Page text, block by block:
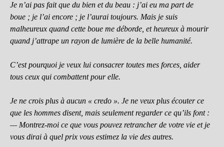
Je n’ai pas fait que du bien et du beau : j’ai eu ma part de
boue ; je l’ai encore ; je l’aurai toujours. Mais je suis
malheureux quand cette boue me déborde, et heureux à mourir
quand j’attrape un rayon de lumière de la belle humanité.
C’est pourquoi je veux lui consacrer toutes mes forces, aider
tous ceux qui combattent pour elle.
Je ne crois plus à aucun « credo ». Je ne veux plus écouter ce
que les hommes disent, mais seulement regarder ce qu’ils font :
— Montrez-moi ce que vous pouvez retrancher de votre vie et je
vous dirai à quel prix vous estimez la vie des autres.